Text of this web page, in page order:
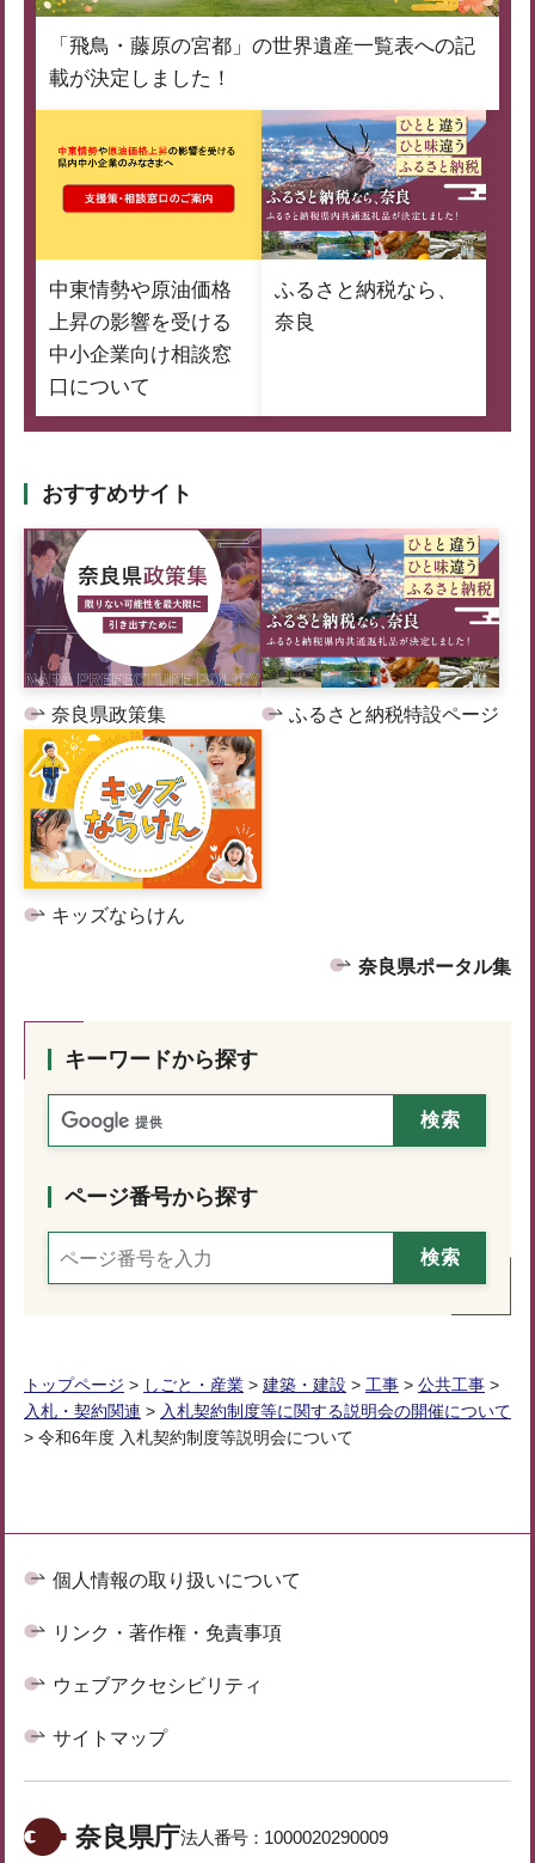
「飛鳥・藤原の宮都」の世界遺産一覧表への記
載が決定しました！
中東情勢や原油価格
上昇の影響を受ける
中小企業向け相談窓
口について
ふるさと納税なら、
奈良
おすすめサイト
奈良県政策集 ふるさと納税特設ページ
キッズならけん
奈良県ポータル集
キーワードから探す
ページ番号から探す
トップページ > しごと・産業 > 建築・建設 > 工事 > 公共工事 >
入札・契約関連 > 入札契約制度等に関する説明会の開催について
> 令和6年度 入札契約制度等説明会について
個人情報の取り扱いについて
リンク・著作権・免責事項
ウェブアクセシビリティ
サイトマップ
奈良県庁法人番号： 1000020290009